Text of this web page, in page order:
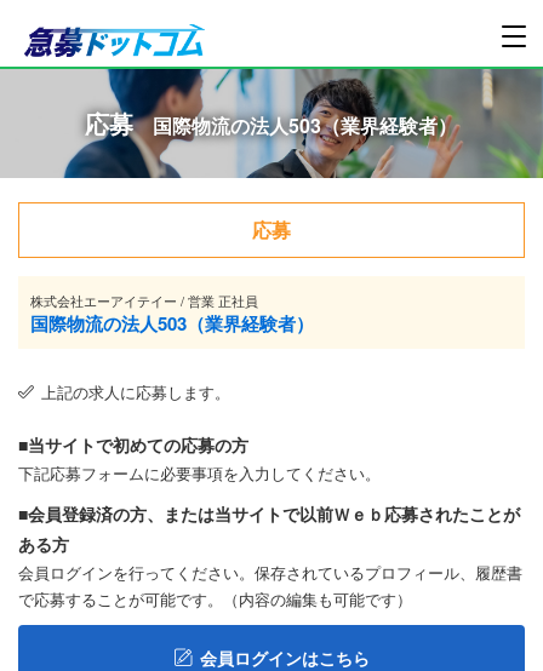
応募 国際物流の法人503（業界経験者）
応募
株式会社エーアイテイー / 営業 正社員
国際物流の法人503（業界経験者）
上記の求人に応募します。
■当サイトで初めての応募の方
下記応募フォームに必要事項を入力してください。
■会員登録済の方、または当サイトで以前Ｗｅｂ応募されたことが
ある方
会員ログインを行ってください。保存されているプロフィール、履歴書
で応募することが可能です。（内容の編集も可能です）
会員ログインはこちら